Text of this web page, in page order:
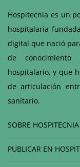
Hospitecnia es un
hospitalaria
digital que nació
de
hospitalario, y que
de articulación
sanitario.
SOBRE HOSPITECNIA
PUBLICAR EN